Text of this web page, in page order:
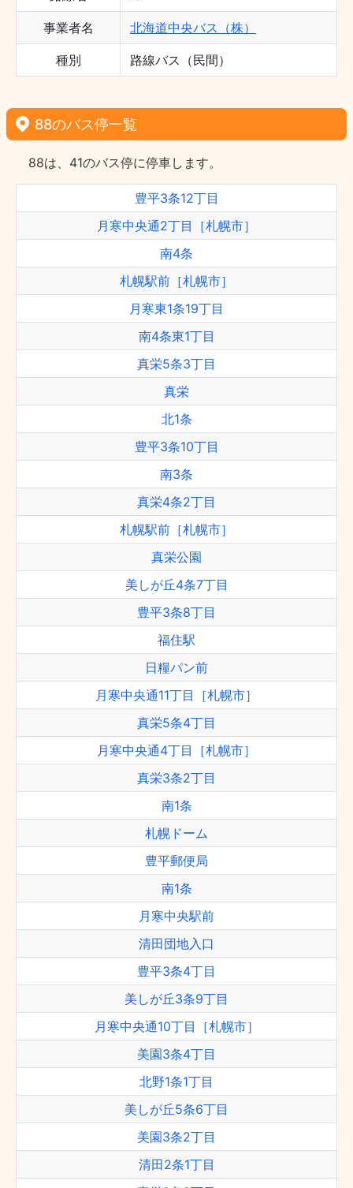
事業者名 北海道中央バス（株）
種別 路線バス（民間）
88のバス停一覧
88は、41のバス停に停車します。
豊平3条12丁目
月寒中央通2丁目［札幌市］
南4条
札幌駅前［札幌市］
月寒東1条19丁目
南4条東1丁目
真栄5条3丁目
真栄
北1条
豊平3条10丁目
南3条
真栄4条2丁目
札幌駅前［札幌市］
真栄公園
美しが丘4条7丁目
豊平3条8丁目
福住駅
日糧パン前
月寒中央通11丁目［札幌市］
真栄5条4丁目
月寒中央通4丁目［札幌市］
真栄3条2丁目
南1条
札幌ドーム
豊平郵便局
南1条
月寒中央駅前
清田団地入口
豊平3条4丁目
美しが丘3条9丁目
月寒中央通10丁目［札幌市］
美園3条4丁目
北野1条1丁目
美しが丘5条6丁目
美園3条2丁目
清田2条1丁目